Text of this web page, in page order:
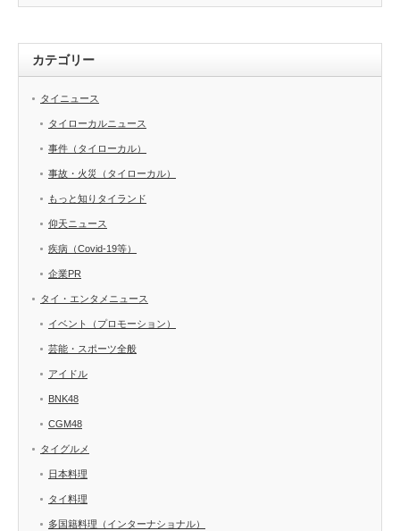
カテゴリー
タイニュース
タイローカルニュース
事件（タイローカル）
事故・火災（タイローカル）
もっと知りタイランド
仰天ニュース
疾病（Covid-19等）
企業PR
タイ・エンタメニュース
イベント（プロモーション）
芸能・スポーツ全般
アイドル
BNK48
CGM48
タイグルメ
日本料理
タイ料理
多国籍料理（インターナショナル）